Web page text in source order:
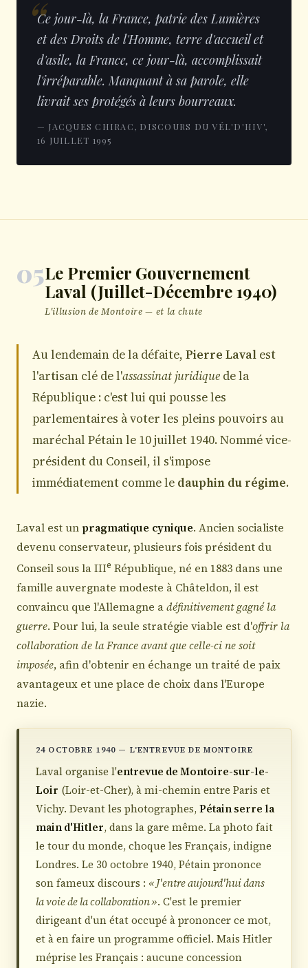
Ce jour-là, la France, patrie des Lumières
et des Droits de l'Homme, terre d'accueil et
d'asile, la France, ce jour-là, accomplissait
l'irréparable. Manquant à sa parole, elle
livrait ses protégés à leurs bourreaux.
— JACQUES CHIRAC, DISCOURS DU VÉL'D'HIV',
16 JUILLET 1995
05Le Premier Gouvernement
Laval (Juillet-Décembre 1940)
L'illusion de Montoire — et la chute
Au lendemain de la défaite, Pierre Laval est
l'artisan clé de l'assassinat juridique de la
République : c'est lui qui pousse les
parlementaires à voter les pleins pouvoirs au
maréchal Pétain le 10 juillet 1940. Nommé vice-
président du Conseil, il s'impose
immédiatement comme le dauphin du régime.
Laval est un pragmatique cynique. Ancien socialiste
devenu conservateur, plusieurs fois président du
Conseil sous la IIIe République, né en 1883 dans une
famille auvergnate modeste à Châteldon, il est
convaincu que l'Allemagne adéfinitivement gagné la
guerre. Pour lui, la seule stratégie viable est d'offrir la
collaboration de la France avant que celle-ci ne soit
imposée, afin d'obtenir en échange un traité de paix
avantageux et une place de choix dans l'Europe
nazie.
24 OCTOBRE 1940 — L'ENTREVUE DE MONTOIRE
Laval organise l'entrevue de Montoire-sur-le-
Loir (Loir-et-Cher), à mi-chemin entre Paris et
Vichy. Devant les photographes,Pétain serre la
main d'Hitler, dans la gare même. La photo fait
le tour du monde, choque les Français, indigne
Londres. Le 30 octobre 1940, Pétain prononce
son fameux discours : « J'entre aujourd'hui dans
la voie de la collaboration ». C'est le premier
dirigeant d'un état occupé à prononcer ce mot,
et à en faire un programme officiel. Mais Hitler
méprise les Français : aucune concession